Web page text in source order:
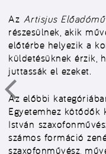
Az Artisjus
részesülnek, akik
előtérbe helyezik a
küldetésüknek érzik,
juttassák el ezeket.
Az előbbi
Egyetemhez kötődők
István
számos formáció
szaxofonművész,